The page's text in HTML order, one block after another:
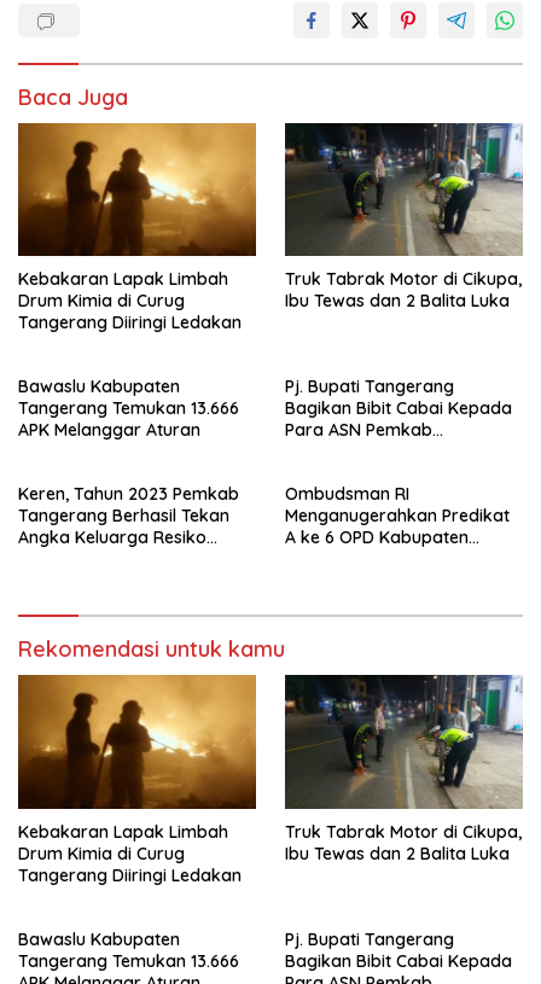
Baca Juga
Kebakaran Lapak Limbah
Drum Kimia di Curug
Tangerang Diiringi Ledakan
Truk Tabrak Motor di Cikupa,
Ibu Tewas dan 2 Balita Luka
Bawaslu Kabupaten
Tangerang Temukan 13.666
APK Melanggar Aturan
Pj. Bupati Tangerang
Bagikan Bibit Cabai Kepada
Para ASN Pemkab
Keren, Tahun 2023 Pemkab
Tangerang Berhasil Tekan
Angka Keluarga Resiko
Ombudsman RI
Menganugerahkan Predikat
A ke 6 OPD Kabupaten
Rekomendasi untuk kamu
Kebakaran Lapak Limbah
Drum Kimia di Curug
Tangerang Diiringi Ledakan
Truk Tabrak Motor di Cikupa,
Ibu Tewas dan 2 Balita Luka
Bawaslu Kabupaten
Tangerang Temukan 13.666
Pj. Bupati Tangerang
Bagikan Bibit Cabai Kepada